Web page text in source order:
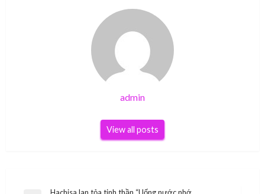
admin
View all posts